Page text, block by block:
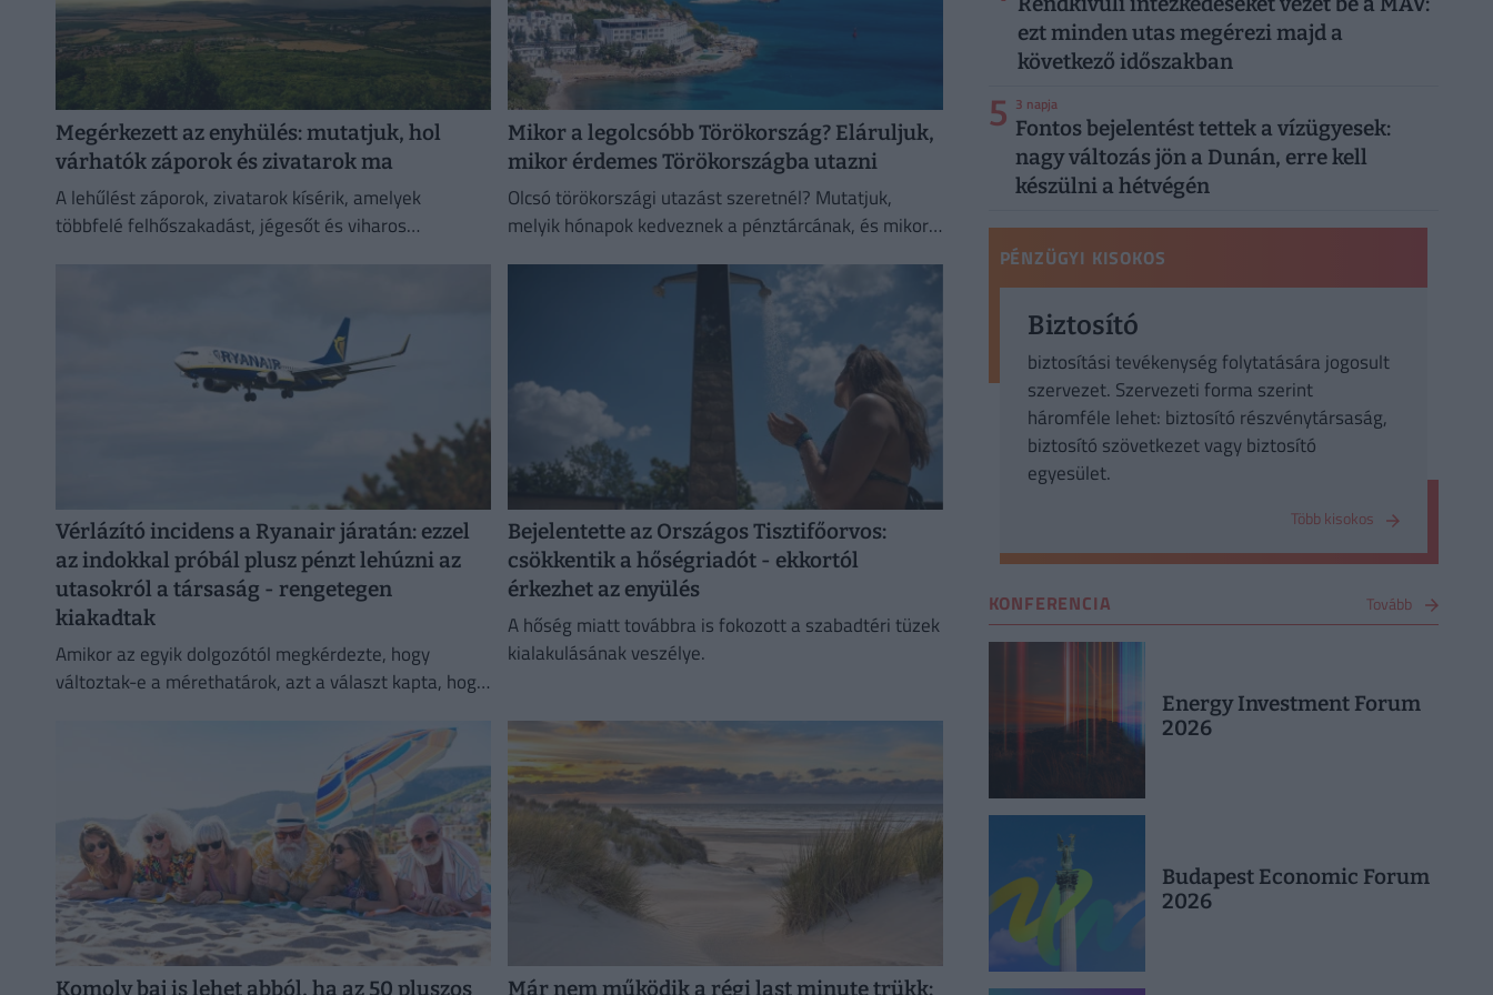
Megérkezett az enyhülés: mutatjuk, hol
várhatók záporok és zivatarok ma
A lehűlést záporok, zivatarok kísérik, amelyek
többfelé felhőszakadást, jégesőt és viharos
Mikor a legolcsóbb Törökország? Eláruljuk,
mikor érdemes Törökországba utazni
Olcsó törökországi utazást szeretnél? Mutatjuk,
melyik hónapok kedveznek a pénztárcának, és mikor
Vérlázító incidens a Ryanair járatán: ezzel
az indokkal próbál plusz pénzt lehúzni az
utasokról a társaság - rengetegen
kiakadtak
Amikor az egyik dolgozótól megkérdezte, hogy
változtak-e a mérethatárok, azt a választ kapta, hogy
Bejelentette az Országos Tisztifőorvos:
csökkentik a hőségriadót - ekkortól
érkezhet az enyülés
A hőség miatt továbbra is fokozott a szabadtéri tüzek
kialakulásának veszélye.
Komoly baj is lehet abból, ha az 50 pluszos Már nem működik a régi last minute trükk:
ezt minden utas megérezi majd a
következő időszakban
5 3 napja
Fontos bejelentést tettek a vízügyesek:
nagy változás jön a Dunán, erre kell
készülni a hétvégén
PÉNZÜGYI KISOKOS
Biztosító
biztosítási tevékenység folytatására jogosult
szervezet. Szervezeti forma szerint
háromféle lehet: biztosító részvénytársaság,
biztosító szövetkezet vagy biztosító
egyesület.
Több kisokos
KONFERENCIA Tovább
Energy Investment Forum
2026
Budapest Economic Forum
2026